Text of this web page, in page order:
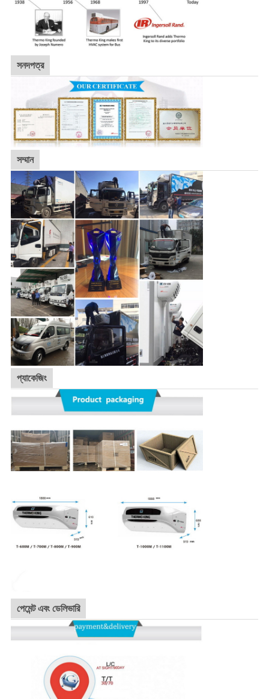
সনদপত্র
সম্মান
প্যাকেজিং
পেমেন্ট এবং ডেলিভারি